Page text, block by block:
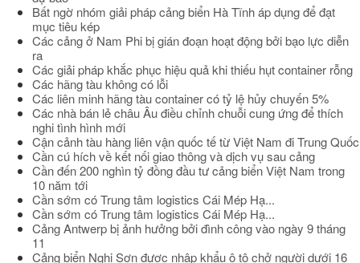
Bất ngờ nhóm giải pháp cảng biển Hà Tĩnh áp dụng để đạt
mục tiêu kép
Các cảng ở Nam Phi bị gián đoạn hoạt động bởi bạo lực diễn
ra
Các giải pháp khắc phục hiệu quả khi thiếu hụt container rỗng
Các hãng tàu không có lỗi
Các liên minh hãng tàu container có tỷ lệ hủy chuyến 5%
Các nhà bán lẻ châu Âu điều chỉnh chuỗi cung ứng để thích
nghi tình hình mới
Cận cảnh tàu hàng liên vận quốc tế từ Việt Nam đi Trung Quốc
Cần cú hích về kết nối giao thông và dịch vụ sau cảng
Cần đến 200 nghìn tỷ đồng đầu tư cảng biển Việt Nam trong
10 năm tới
Cần sớm có Trung tâm logistics Cái Mép Hạ...
Cần sớm có Trung tâm logistics Cái Mép Hạ...
Cảng Antwerp bị ảnh hưởng bởi đình công vào ngày 9 tháng
11
Cảng biển Nghi Sơn được nhập khẩu ô tô chở người dưới 16